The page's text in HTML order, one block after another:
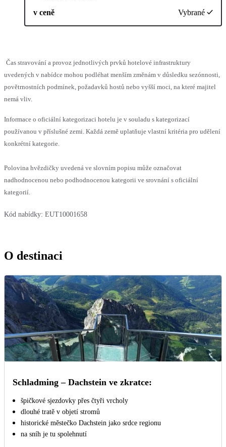
v ceně Vybrané
Čas stravování a provoz jednotlivých prvků hotelové infrastruktury
uvedených v nabídce mohou podléhat menším změnám v důsledku sezónnosti,
povětrnostních podmínek, požadavků hostů nebo vyšší moci, na které majitel
nemá vliv.
Informace o oficiální kategorizaci hotelu je v souladu s kategorizací
používanou v příslušné zemi. Každá země uplatňuje vlastní kritéria pro udělení
konkrétní kategorie.
Polovina hvězdičky uvedená ve slovním popisu může označovat
nadhodnocenou nebo podhodnocenou kategorii ve srovnání s oficiální
kategorií.
Kód nabídky: EUT10001658
O destinaci
Schladming – Dachstein ve zkratce:
špičkové sjezdovky přes čtyři vrcholy
dlouhé tratě v objetí stromů
historické městečko Dachstein jako srdce regionu
na sníh je tu spolehnutí